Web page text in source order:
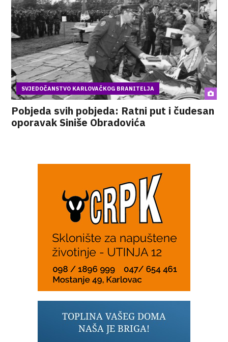
SVJEDOČANSTVO KARLOVAČKOG BRANITELJA
Pobjeda svih pobjeda: Ratni put i čudesan
oporavak Siniše Obradovića